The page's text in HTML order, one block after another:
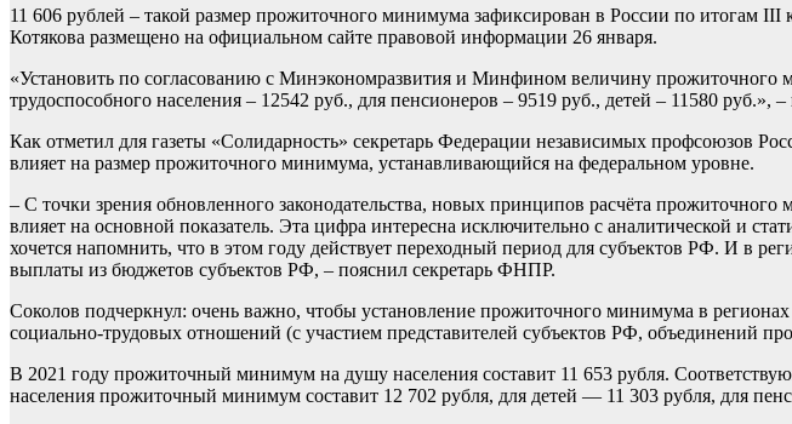
11 606 рублей – такой размер прожиточного минимума зафиксирован в России по итогам
Котякова размещено на официальном сайте правовой информации 26 января.
«Установить по согласованию с Минэкономразвития и Минфином величину прожиточного
трудоспособного населения – 12542 руб., для пенсионеров – 9519 руб., детей – 11580 руб.»,
Как отметил для газеты «Солидарность» секретарь Федерации независимых профсоюзов
влияет на размер прожиточного минимума, устанавливающийся на федеральном уровне.
– С точки зрения обновленного законодательства, новых принципов расчёта
влияет на основной показатель. Эта цифра интересна исключительно с аналитической и
хочется напомнить, что в этом году действует переходный период для субъектов РФ. И в
выплаты из бюджетов субъектов РФ, – пояснил секретарь ФНПР.
Соколов подчеркнул: очень важно, чтобы установление прожиточного минимума в
социально-трудовых отношений (с участием представителей субъектов РФ, объединений
В 2021 году прожиточный минимум на душу населения составит 11 653 рубля.
населения прожиточный минимум составит 12 702 рубля, для детей — 11 303 рубля, для